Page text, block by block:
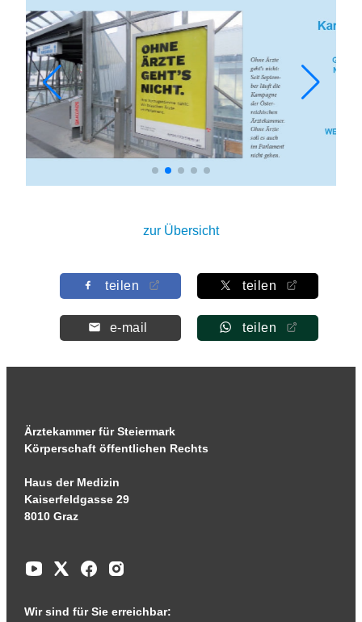
zur Übersicht
teilen teilen
e-mail teilen
Ärztekammer für Steiermark
Körperschaft öffentlichen Rechts
Haus der Medizin
Kaiserfeldgasse 29
8010 Graz
Wir sind für Sie erreichbar: